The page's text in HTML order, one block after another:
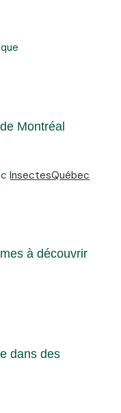
Montréal
InsectesQuébec
à découvrir
dans des